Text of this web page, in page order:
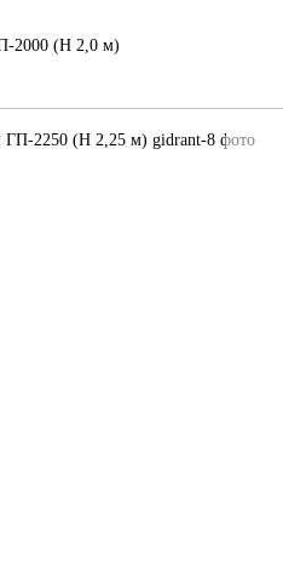
2000 (H 2,0 м)